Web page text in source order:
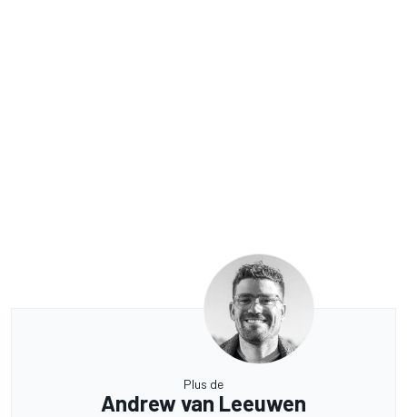
Plus de
Andrew van Leeuwen